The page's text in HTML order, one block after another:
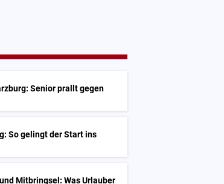
Senior prallt gegen
So gelingt der Start ins
Mitbringsel: Was Urlauber